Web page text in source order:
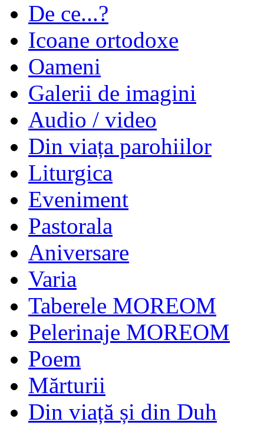
De ce...?
Icoane ortodoxe
Oameni
Galerii de imagini
Audio / video
Din viața parohiilor
Liturgica
Eveniment
Pastorala
Aniversare
Varia
Taberele MOREOM
Pelerinaje MOREOM
Poem
Mărturii
Din viață și din Duh